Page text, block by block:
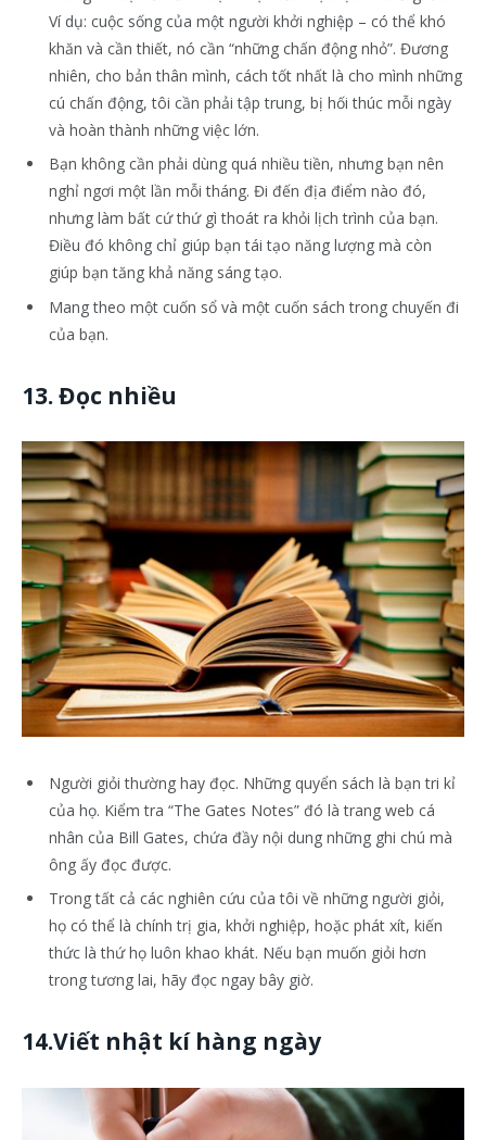
Ví dụ: cuộc sống của một người khởi nghiệp – có thể khó
khăn và cần thiết, nó cần “những chấn động nhỏ”. Đương
nhiên, cho bản thân mình, cách tốt nhất là cho mình những
cú chấn động, tôi cần phải tập trung, bị hối thúc mỗi ngày
và hoàn thành những việc lớn.
Bạn không cần phải dùng quá nhiều tiền, nhưng bạn nên
nghỉ ngơi một lần mỗi tháng. Đi đến địa điểm nào đó,
nhưng làm bất cứ thứ gì thoát ra khỏi lịch trình của bạn.
Điều đó không chỉ giúp bạn tái tạo năng lượng mà còn
giúp bạn tăng khả năng sáng tạo.
Mang theo một cuốn sổ và một cuốn sách trong chuyến đi
của bạn.
13. Đọc nhiều
Người giỏi thường hay đọc. Những quyển sách là bạn tri kỉ
của họ. Kiểm tra “The Gates Notes” đó là trang web cá
nhân của Bill Gates, chứa đầy nội dung những ghi chú mà
ông ấy đọc được.
Trong tất cả các nghiên cứu của tôi về những người giỏi,
họ có thể là chính trị gia, khởi nghiệp, hoặc phát xít, kiến
thức là thứ họ luôn khao khát. Nếu bạn muốn giỏi hơn
trong tương lai, hãy đọc ngay bây giờ.
14.Viết nhật kí hàng ngày